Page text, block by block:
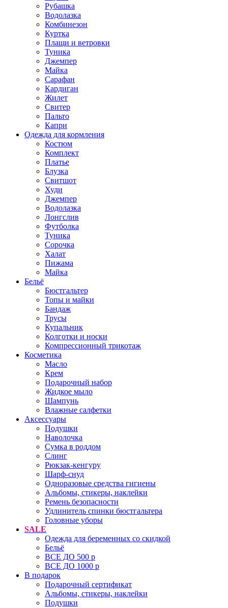
Рубашка
Водолазка
Комбинезон
Куртка
Плащи и ветровки
Туника
Джемпер
Майка
Сарафан
Кардиган
Жилет
Свитер
Пальто
Капри
Одежда для кормления
Костюм
Комплект
Платье
Блузка
Свитшот
Худи
Джемпер
Водолазка
Лонгслив
Футболка
Туника
Сорочка
Халат
Пижама
Майка
Бельё
Бюстгальтер
Топы и майки
Бандаж
Трусы
Купальник
Колготки и носки
Компрессионный трикотаж
Косметика
Масло
Крем
Подарочный набор
Жидкое мыло
Шампунь
Влажные салфетки
Аксессуары
Подушки
Наволочка
Сумка в роддом
Cлинг
Рюкзак-кенгуру
Шарф-снуд
Одноразовые средства гигиены
Альбомы, стикеры, наклейки
Ремень безопасности
Удлинитель спинки бюстгальтера
Головные уборы
SALE
Одежда для беременных со скидкой
Бельё
ВСЕ ДО 500 р
ВСЕ ДО 1000 р
В подарок
Подарочный сертификат
Альбомы, стикеры, наклейки
Подушки